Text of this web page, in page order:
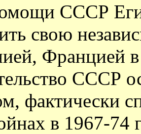
СССР
свою
Францией
СССР
фактически
в 1967-74